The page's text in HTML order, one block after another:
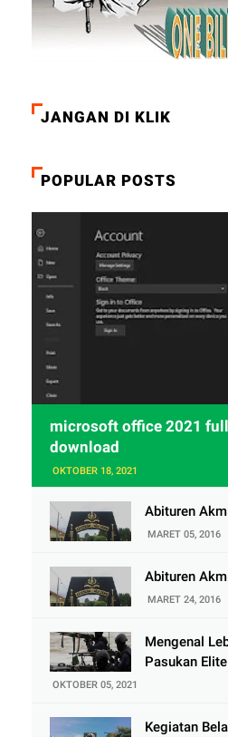
JANGAN DI KLIK
POPULAR POSTS
microsoft office 2021
download
OKTOBER 18, 2021
Abituren
MARET 05, 2016
Abituren
MARET 24, 2016
Mengenal
Pasukan
OKTOBER 05, 2021
Kegiatan